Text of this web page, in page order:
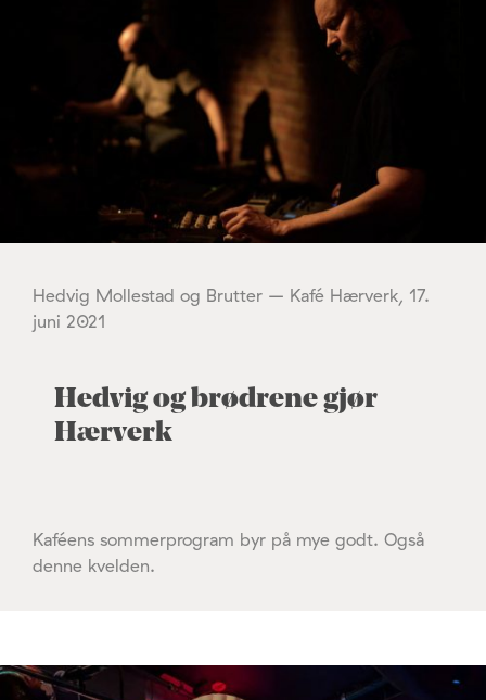
Hedvig Mollestad og Brutter – Kafé Hærverk, 17.
juni 2021
Hedvig og brødrene gjør
Hærverk
Kaféens sommerprogram byr på mye godt. Også
denne kvelden.